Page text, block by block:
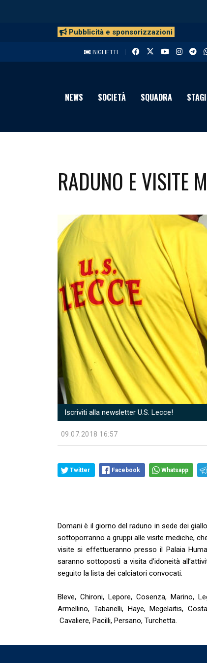
Pubblicità e sponsorizzazioni
BIGLIETTI
NEWS SOCIETÀ SQUADRA
RADUNO E VISITE
Iscriviti alla newsletter U.S. Lecce!
09.07.2018 16:57
Twitter Facebook Whatsapp
Domani è il giorno del raduno in sede dei
sottoporranno a gruppi alle visite mediche,
visite si effettueranno presso il Palaia
saranno sottoposti a visita d’idoneità
seguito la lista dei calciatori convocati:
Bleve, Chironi, Lepore, Cosenza, Marino,
Armellino, Tabanelli, Haye, Megelaitis,
Cavaliere, Pacilli, Persano, Turchetta.